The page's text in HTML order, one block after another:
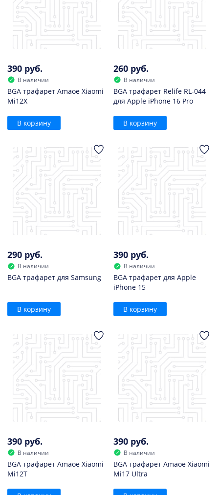
390 руб.
В наличии
BGA трафарет Amaoe Xiaomi
Mi12X
В корзину
260 руб.
В наличии
BGA трафарет Relife RL-044
для Apple iPhone 16 Pro
В корзину
290 руб.
В наличии
BGA трафарет для Samsung
В корзину
390 руб.
В наличии
BGA трафарет для Apple
iPhone 15
В корзину
390 руб.
В наличии
BGA трафарет Amaoe Xiaomi
Mi12T
390 руб.
В наличии
BGA трафарет Amaoe Xiaomi
Mi17 Ultra